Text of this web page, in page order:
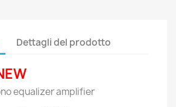
Dettagli del prodotto
equalizer amplifier